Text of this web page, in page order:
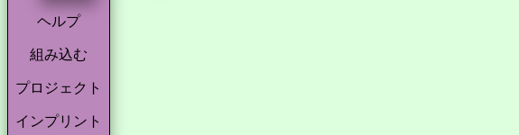
ヘルプ
組み込む
プロジェクト
インプリント